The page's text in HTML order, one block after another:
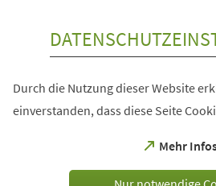
Durch die Nutzung dieser Website
einverstanden, dass diese Seite
Mehr
(Öffnet
einem